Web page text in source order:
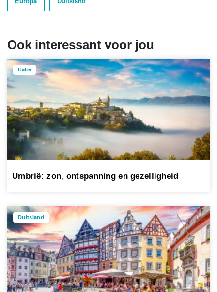
Ook interessant voor jou
Italië
Umbrië: zon, ontspanning en gezelligheid
Duitsland